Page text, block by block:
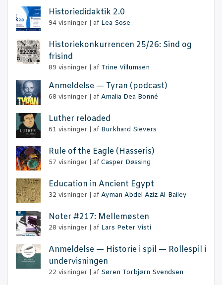
Histo­ri­e­di­dak­tik 2.0
94 visninger af Lea Sose
Histo­rie­kon­kur­ren­cen 25/26: Sind og
frisind
89 visninger af Trine Villumsen
Anmel­del­se — Tyran (podcast)
68 visninger af Amalia Dea Bonné
Lut­her reloaded
61 visninger af Burkhard Sievers
Rule of the Eag­le (Has­se­ris)
57 visninger af Casper Døssing
Educa­tion in Anci­ent Egypt
32 visninger af Ayman Abdel Aziz Al-Bailey
Noter #217: Mellemøsten
28 visninger af Lars Peter Visti
Anmel­del­se — Histo­rie i spil — Rol­le­spil i
undervisningen
22 visninger af Søren Torbjørn Svendsen